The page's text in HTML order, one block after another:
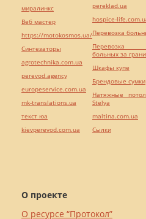
О проекте
О ресурсе “Протокол”
миралинкс
Веб мастер
https://motokosmos.ua/
Синтезаторы
agrotechnika.com.ua
perevod.agency
europeservice.com.ua
mk-translations.ua
текст юа
kievperevod.com.ua
pereklad.ua
hospice-
Перевозка
Перевозка
больных за
Шкафы купе
Брендовые сумки
Натяжные
Stelya
maltina.com.ua
Cылки